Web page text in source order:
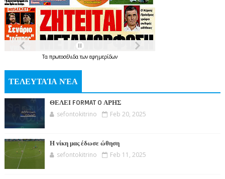
Τα πρωτοσέλιδατων εφημερίδων
ΤΕΛΕΥΤΑΊΑ ΝΈΑ
ΘΕΛΕΙ FORMAT O ΑΡΗΣ
sefontokitrino Feb 20, 2025
Η νίκη μας έδωσε ώθηση
sefontokitrino Feb 11, 2025